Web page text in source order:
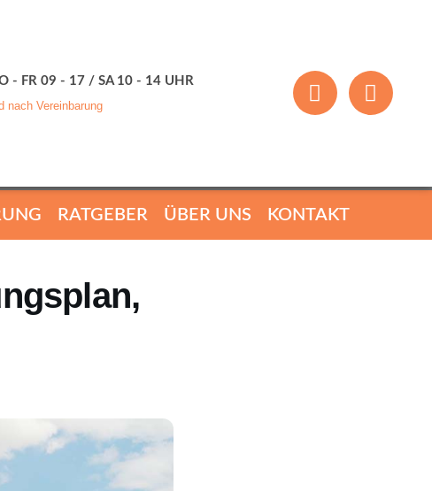
- FR 09 - 17 / SA 10 - 14 UHR
nach Vereinbarung
RATGEBER ÜBER UNS KONTAKT